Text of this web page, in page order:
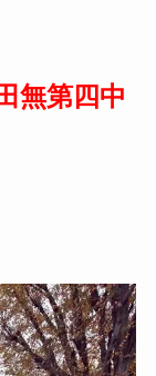
無第四中